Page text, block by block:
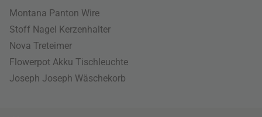
Montana Panton Wire
Stoff Nagel Kerzenhalter
Nova Treteimer
Flowerpot Akku Tischleuchte
Joseph Joseph Wäschekorb